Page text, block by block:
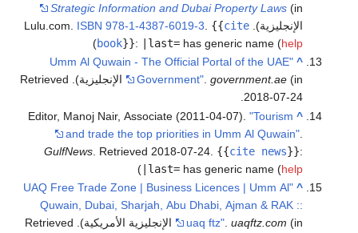
Strategic Information and Dubai Property Laws (in
الإنجليزية). Lulu.com.
ISBN 978-1-4387-6019-3 {{cite
book}}: |last= has generic name (help
)
^
"Umm Al Quwain - The Official Portal of the UAE
Government".government.ae (in الإنجليزية)
. Retrieved
2018-07-24
.
^
Editor, Manoj Nair, Associate (2011-04-07)."Tourism
and trade the top priorities in Umm Al Quwain"
GulfNews . Retrieved 2018-07-24 {{cite news}}:
|last= has generic name (help
)
^
"UAQ Free Trade Zone | Business Licences | Umm Al
Quwain, Dubai, Sharjah, Abu Dhabi, Ajman & RAK ::
uaq ftz" .uaqftz.com (in الإنجليزية الأمريكية)
. Retrieved